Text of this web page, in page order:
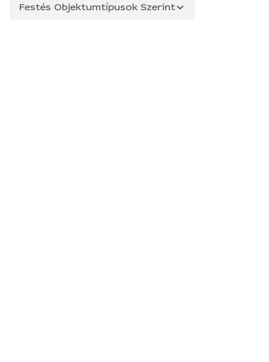
Festés Objektumtípusok Szerint